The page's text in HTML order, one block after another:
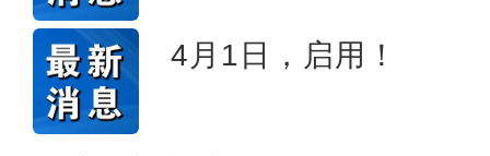
4月1日，启用！